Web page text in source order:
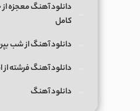
دانلود آهنگ معجزه
کامل
دانلود آهنگ از شب
دانلود آهنگ فرشته
دانلود آهنگ